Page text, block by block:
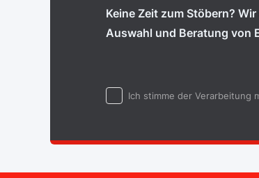
Keine Zeit zum Stöbern?
Auswahl und Beratung von
Ich stimme der Verarbeitung